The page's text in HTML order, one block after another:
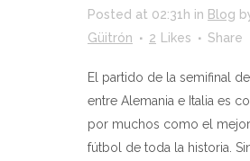
Posted at 02:31h in Blog
Güitrón
2 Likes Share
El partido de la semifinal
entre Alemania e Italia es
por muchos como el
fútbol de toda la historia.